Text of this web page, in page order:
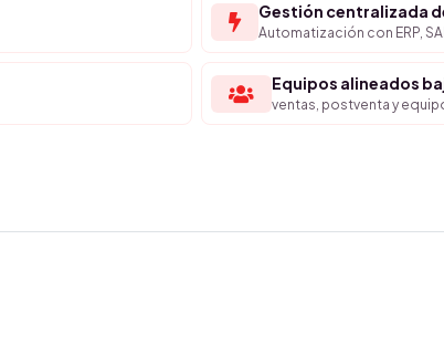
Gestión centralizada
Automatización con ERP,
Equipos alineados
ventas, postventa y